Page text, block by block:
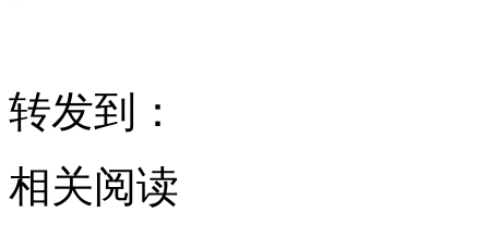
转发到：
相关阅读